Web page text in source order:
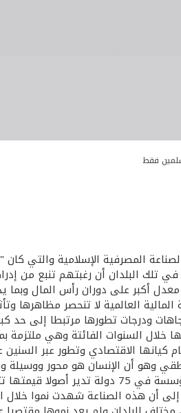
فقط
المصرفية الإسلامية والتي
البلدان أن رغبتهم تنبع من
أكبر على دوران رأس المال
العالمية لا تنحصر مظاهرها
ودرجات تطورها مرتبطا إلى حد
خلال السنوات الفائتة وهي
الاقتصادي وتطور عبر السنين
وهو أن الإنسان هو محور
الصناعة وتحدث العمر عن واقع وآفاق تطور صناعة الخدمات المالية